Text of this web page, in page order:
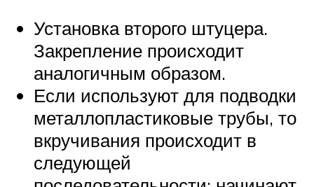
Установка второго штуцера.
Закрепление происходит
аналогичным образом.
Если используют для подводки
металлопластиковые трубы, то
вкручивания происходит в
следующей